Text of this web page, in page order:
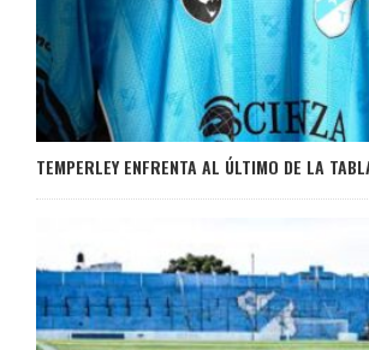
TEMPERLEY ENFRENTA AL ÚLTIMO DE LA